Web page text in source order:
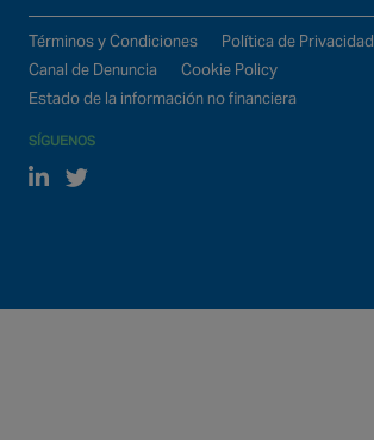
Términos y Condiciones
Política de Privacidad
Canal de Denuncia
Cookie Policy
Estado de la información no financiera
SÍGUENOS
Linked In